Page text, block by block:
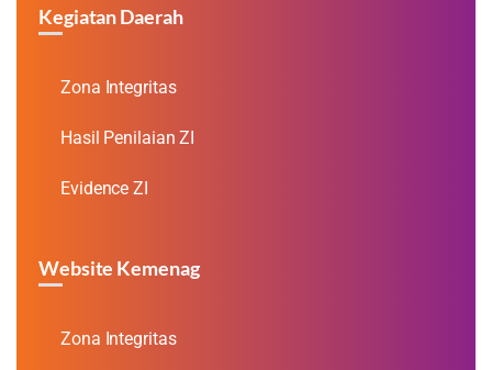
Kegiatan Daerah
Zona Integritas
Hasil Penilaian ZI
Evidence ZI
Website Kemenag
Zona Integritas